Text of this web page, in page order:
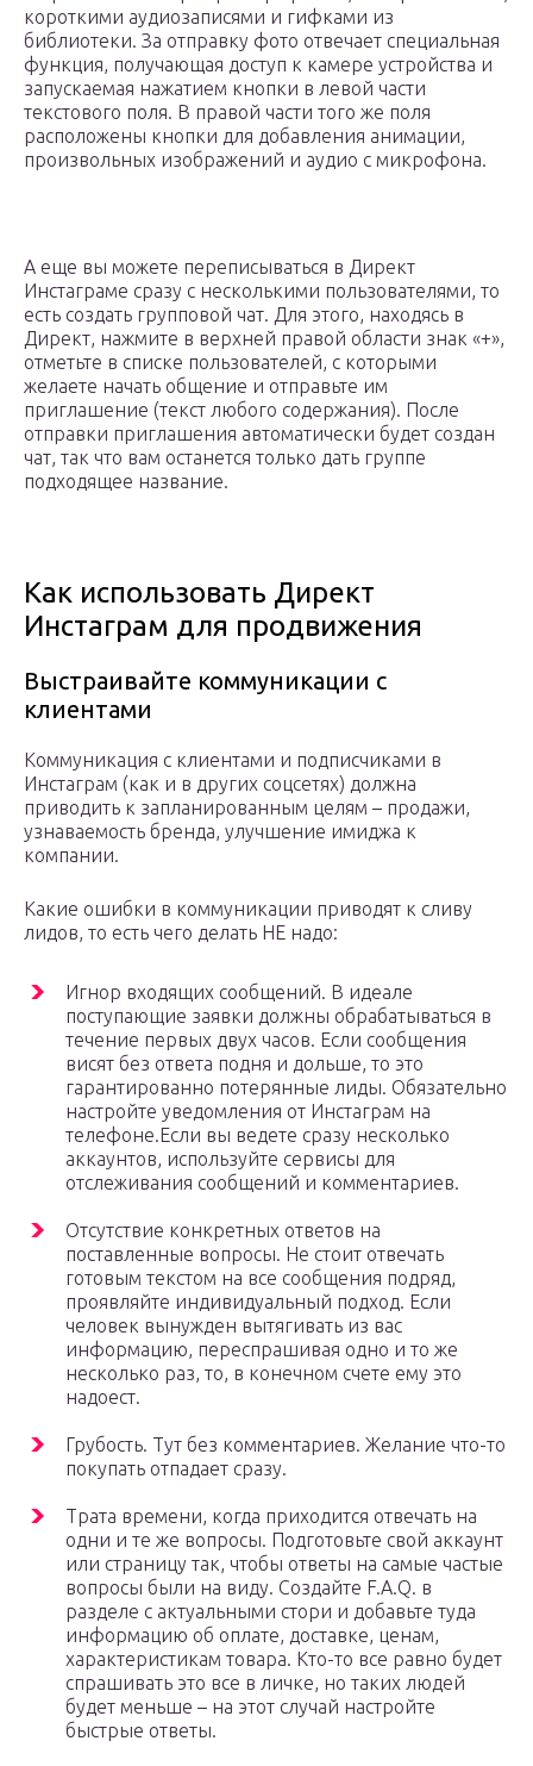
короткими аудиозаписями и гифками из
библиотеки. За отправку фото отвечает специальная
функция, получающая доступ к камере устройства и
запускаемая нажатием кнопки в левой части
текстового поля. В правой части того же поля
расположены кнопки для добавления анимации,
произвольных изображений и аудио с микрофона.
А еще вы можете переписываться в Директ
Инстаграме сразу с несколькими пользователями, то
есть создать групповой чат. Для этого, находясь в
Директ, нажмите в верхней правой области знак «+»,
отметьте в списке пользователей, с которыми
желаете начать общение и отправьте им
приглашение (текст любого содержания). После
отправки приглашения автоматически будет создан
чат, так что вам останется только дать группе
подходящее название.
Как использовать Директ
Инстаграм для продвижения
Выстраивайте коммуникации с
клиентами
Коммуникация с клиентами и подписчиками в
Инстаграм (как и в других соцсетях) должна
приводить к запланированным целям – продажи,
узнаваемость бренда, улучшение имиджа к
компании.
Какие ошибки в коммуникации приводят к сливу
лидов, то есть чего делать НЕ надо:
Игнор входящих сообщений. В идеале
поступающие заявки должны обрабатываться в
течение первых двух часов. Если сообщения
висят без ответа подня и дольше, то это
гарантированно потерянные лиды. Обязательно
настройте уведомления от Инстаграм на
телефоне.Если вы ведете сразу несколько
аккаунтов, используйте сервисы для
отслеживания сообщений и комментариев.
Отсутствие конкретных ответов на
поставленные вопросы. Не стоит отвечать
готовым текстом на все сообщения подряд,
проявляйте индивидуальный подход. Если
человек вынужден вытягивать из вас
информацию, переспрашивая одно и то же
несколько раз, то, в конечном счете ему это
надоест.
Грубость. Тут без комментариев. Желание что-то
покупать отпадает сразу.
Трата времени, когда приходится отвечать на
одни и те же вопросы. Подготовьте свой аккаунт
или страницу так, чтобы ответы на самые частые
вопросы были на виду. Создайте F.A.Q. в
разделе с актуальными стори и добавьте туда
информацию об оплате, доставке, ценам,
характеристикам товара. Кто-то все равно будет
спрашивать это все в личке, но таких людей
будет меньше – на этот случай настройте
быстрые ответы.